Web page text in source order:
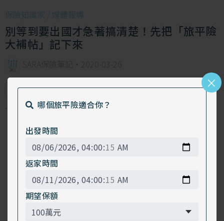
×
哪個旅平險適合你？
出發時間
返家時間
期望保額
保險知識家 / 媒體報導
別等到要出國才急著搞清楚！先把「旅平險
大補帖」記下來
疾病醫療 圖解保險 行程取消
面對不知何時會結束的疫情，若未來有出國需求，該怎
麼預先做好準備？消費者最想知道的十大問題都在這，
讓你先知先贏，及早用旅平險增強「抗疫」能力~
1.什麼時候投保旅平險最保險？